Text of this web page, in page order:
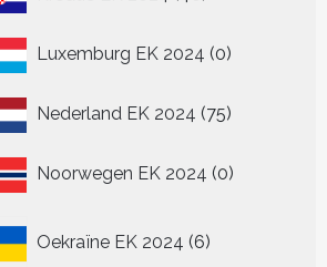
Luxemburg EK 2024 00
Nederland EK 2024 7575
Noorwegen EK 2024 00
Oekraïne EK 2024 6
producten